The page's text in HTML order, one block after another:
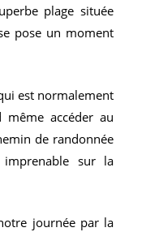
plage située
pose un moment
est normalement
accéder au
de randonnée
sur la
journée par la